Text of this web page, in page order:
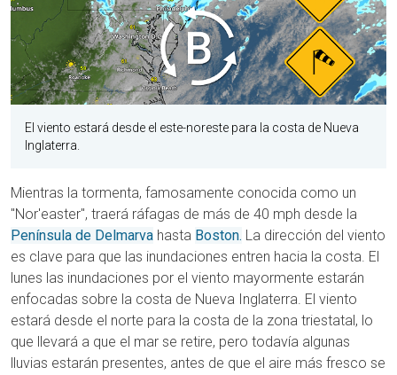
El viento estará desde el este-noreste para la costa de Nueva
Inglaterra.
Mientras la tormenta, famosamente conocida como un
"Nor'easter", traerá ráfagas de más de 40 mph desde la
Península de Delmarva hasta Boston. La dirección del viento
es clave para que las inundaciones entren hacia la costa. El
lunes las inundaciones por el viento mayormente estarán
enfocadas sobre la costa de Nueva Inglaterra. El viento
estará desde el norte para la costa de la zona triestatal, lo
que llevará a que el mar se retire, pero todavía algunas
lluvias estarán presentes, antes de que el aire más fresco se